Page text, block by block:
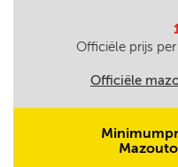
Officiële prijs
Officiële